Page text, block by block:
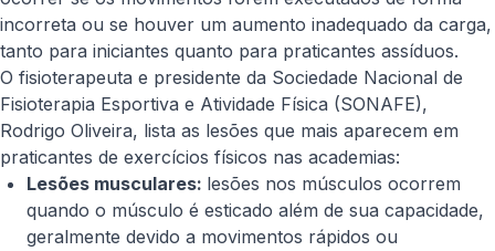
incorreta ou se houver um aumento inadequado da carga,
tanto para iniciantes quanto para praticantes assíduos.
O fisioterapeuta e presidente da Sociedade Nacional de
Fisioterapia Esportiva e Atividade Física (SONAFE),
Rodrigo Oliveira, lista as lesões que mais aparecem em
praticantes de exercícios físicos nas academias:
Lesões musculares: lesões nos músculos ocorrem
quando o músculo é esticado além de sua capacidade,
geralmente devido a movimentos rápidos ou